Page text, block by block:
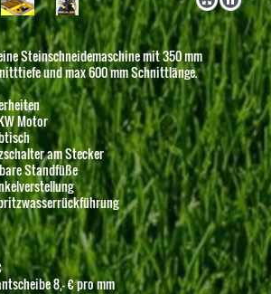
Steinschneidemaschine mit 350 mm
und max 600 mm Schnittlänge.
Motor
am Stecker
Standfüße
8,- € pro mm